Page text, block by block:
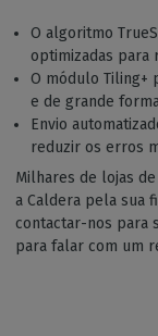
O algoritmo
optimizadas para
O módulo Tiling+
e de grande
Envio
reduzir os erros
Milhares de lojas
a Caldera pela sua
contactar-nos para
para falar com um